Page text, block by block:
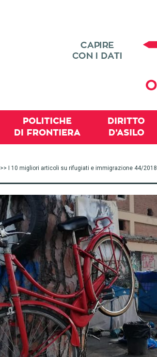
POLITICHE
DI FRONTIERA
DIRITTO
D’ASILO
>> I 10 migliori articoli su rifugiati e immigrazione 44/2018